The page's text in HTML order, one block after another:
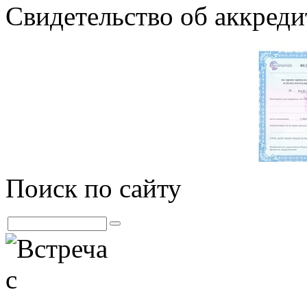
Свидетельство об
Поиск по сайту